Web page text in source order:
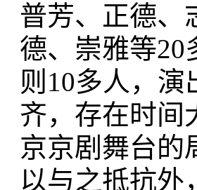
普芳、正德、
德、崇雅等20
则10多人，
齐，存在时间
京京剧舞台的
以与之抵抗外